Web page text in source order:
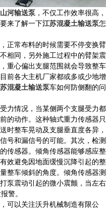
河输送泵 ，不仅工作效率很高，
来了解一下江苏混凝土输送泵怎
正常布料的时候需要不停变换臂
相同，另外施工过程中的臂架震
重心偏出支腿范围就会导致整车
前各大主机厂家都或多或少地增
混凝土输送泵车如何防侧翻的问
力情况，当某侧两个支腿受力都
的动作。这种轴式重力传感器只
时整车晃动及支腿垂直度各异，
号和漏信号的可能。其次，检测
传感器。倾角传感器能够感应整
效避免因地面缓慢沉降引起的整
整车倾斜的角度。倾角传感器测
泵震动引起的微小震颤，当左右
警。
可以关注沃升机械制造有限公